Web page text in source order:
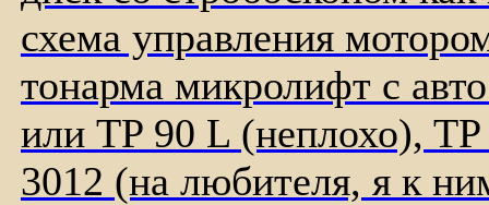
схема управления
тонарма микролифт с
или TP 90 L (неплохо),
3012 (на любителя, я к